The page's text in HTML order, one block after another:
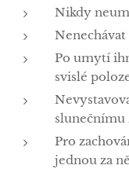
Nikdy
Po umytí
svislé
slunečnímu
Pro
jednou za